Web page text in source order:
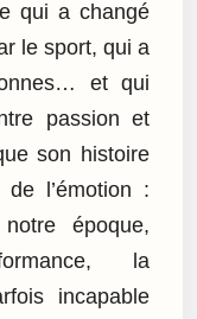
qui a changé
le sport, qui a
et qui
passion et
son histoire
de l’émotion :
époque,
la
incapable